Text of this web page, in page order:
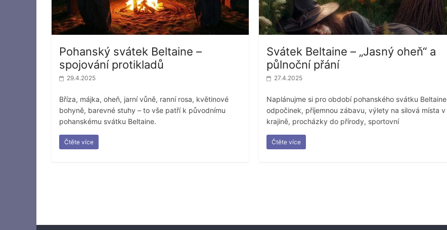
Pohanský svátek Beltaine –
spojování protikladů
29.4.2025
Bříza, májka, oheň, jarní vůně, ranní rosa, květinové
bohyně, barevné stuhy – to vše patří k původnímu
pohanskému svátku Beltaine.
Čtěte více
Svátek Beltaine – „Jasný oheň“ a
půlnoční přání
27.4.2025
Naplánujme si pro období pohanského svátku Beltaine
odpočinek, příjemnou zábavu, výlety na silová místa v
krajině, procházky do přírody, sportovní
Čtěte více